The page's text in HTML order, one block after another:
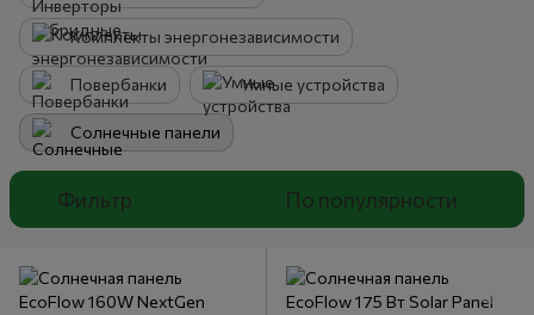
Комплекты энергонезависимости
Повербанки Умные устройства
Солнечные панели
Фильтр По популярности